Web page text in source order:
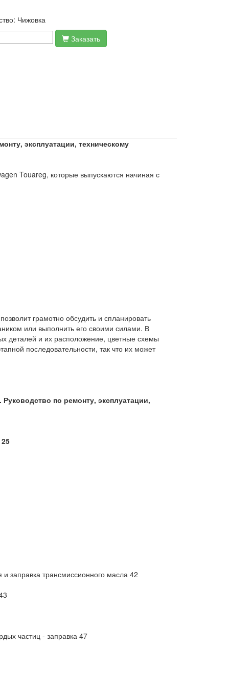
Чижовка
Заказать
эксплуатации, техническому
Touareg, которые выпускаются начиная с
грамотно обсудить и спланировать
или выполнить его своими силами. В
деталей и их расположение, цветные схемы
последовательности, так что их может
Руководство по ремонту, эксплуатации,
заправка трансмиссионного масла 42
частиц - заправка 47